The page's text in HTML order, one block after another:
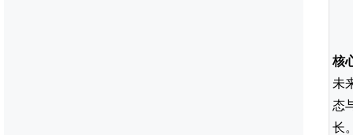
核
未
态
长